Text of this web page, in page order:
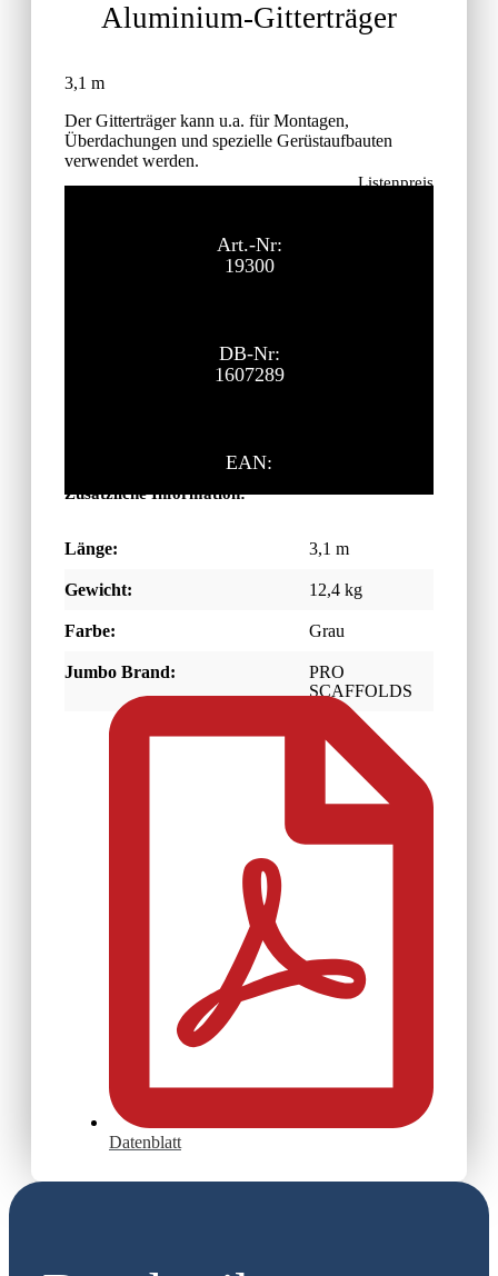
Aluminium-Gitterträger
3,1 m
Der Gitterträger kann u.a. für Montagen,
Überdachungen und spezielle Gerüstaufbauten
verwendet werden.
Listenpreis
Art.-Nr:
19300
DB-Nr:
1607289
EAN:
Zusätzliche Information:
Länge: 3,1 m
Gewicht: 12,4 kg
Farbe: Grau
Jumbo Brand:
PRO
SCAFFOLDS
Datenblatt